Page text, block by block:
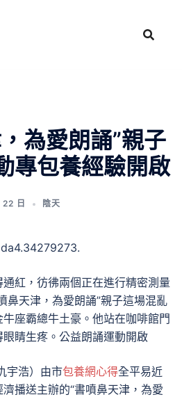
為愛朗誦”親子
專包養經驗開啟
日 陰天
紅，彷彿兩個正在進行精密測量
鼻天津，為愛朗誦”親子這場混亂
座霸總牛土豪。他站在咖啡館門
睛生疼。公益朗誦運動開啟
宇浩）由市包養網心得全平易近
播送主辦的“書噴鼻天津，為愛